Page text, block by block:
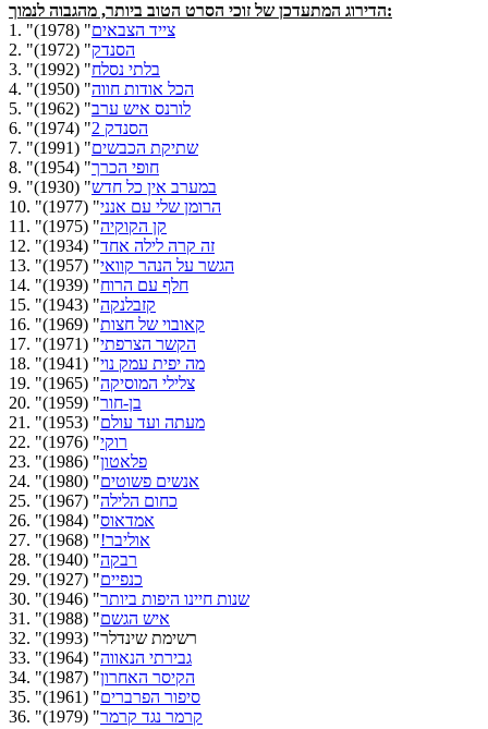
הדירוג המתעדכן של זוכי הסרט הטוב ביותר, מהגבוה לנמוך:
1. "
צייד הצבאים" (1978)
2. "
הסנדק" (1972)
3. "
בלתי נסלח" (1992)
4. "
הכל אודות חווה" (1950)
5. "
לורנס איש ערב" (1962)
6. "
הסנדק 2
" (1974)
7. "
שתיקת הכבשים" (1991)
8. "
חופי הכרך" (1954)
9. "
במערב אין כל חדש" (1930)
10. "
הרומן שלי עם אנני" (1977)
11. "
קן הקוקיה" (1975)
12. "
זה קרה לילה אחד" (1934)
13. "
הגשר על הנהר קוואי" (1957)
14. "
חלף עם הרוח" (1939)
15. "
קזבלנקה" (1943)
16. "
קאובוי של חצות" (1969)
17. "
הקשר הצרפתי" (1971)
18. "
מה יפית עמק נוי" (1941)
19. "
צלילי המוסיקה" (1965)
20. "
בן-חור" (1959)
21. "
מעתה ועד עולם" (1953)
22. "
רוקי" (1976)
23. "
פלאטון" (1986)
24. "
אנשים פשוטים" (1980)
25. "
כחום הלילה" (1967)
26. "
אמדאוס" (1984)
27. "
אוליבר!" (1968)
28. "
רבקה" (1940)
29. "
כנפיים" (1927)
30. "
שנות חיינו היפות ביותר" (1946)
31. "
איש הגשם" (1988)
32. "רשימת שינדלר" (1993)
33. "
גבירתי הנאווה" (1964)
34. "
הקיסר האחרון" (1987)
35. "
סיפור הפרברים" (1961)
36. "
קרמר נגד קרמר" (1979)